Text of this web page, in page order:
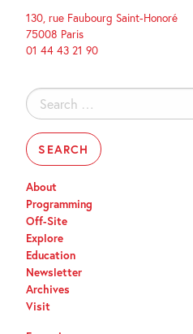
130, rue Faubourg Saint-Honoré
75008 Paris
01 44 43 21 90
Search
for:
About
Programming
Off-Site
Explore
Education
Newsletter
Archives
Visit